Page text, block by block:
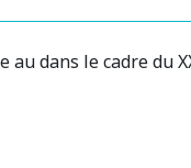
dans le cadre du